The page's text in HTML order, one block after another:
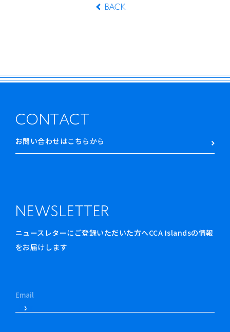
BACK
CONTACT
お問い合わせはこちらから
NEWSLETTER
ニュースレターにご登録いただいた方へCCA Islandsの情報
をお届けします